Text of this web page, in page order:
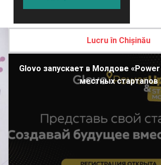
Lucru în Chișinău
Glovo запускает в Молдове
местных стартапов